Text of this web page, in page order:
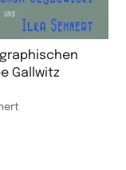
Gallwitz